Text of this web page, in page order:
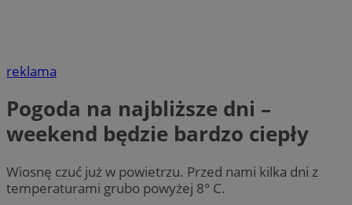
reklama
Pogoda na najbliższe dni –
weekend będzie bardzo ciepły
Wiosnę czuć już w powietrzu. Przed nami kilka dni z
temperaturami grubo powyżej 8° C.